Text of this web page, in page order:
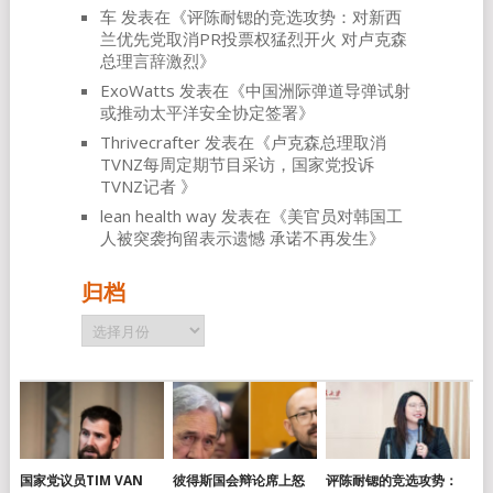
车发表在《评陈耐锶的竞选攻势：对新西
兰优先党取消PR投票权猛烈开火 对卢克森
总理言辞激烈》
ExoWatts 发表在《中国洲际弹道导弹试射
或推动太平洋安全协定签署》
Thrivecrafter发表在《卢克森总理取消
TVNZ每周定期节目采访，国家党投诉
TVNZ记者 》
lean health way发表在《美官员对韩国工
人被突袭拘留表示遗憾 承诺不再发生》
归档
归
档
国家党议员TIM VAN 彼得斯国会辩论席上怒 评陈耐锶的竞选攻势：